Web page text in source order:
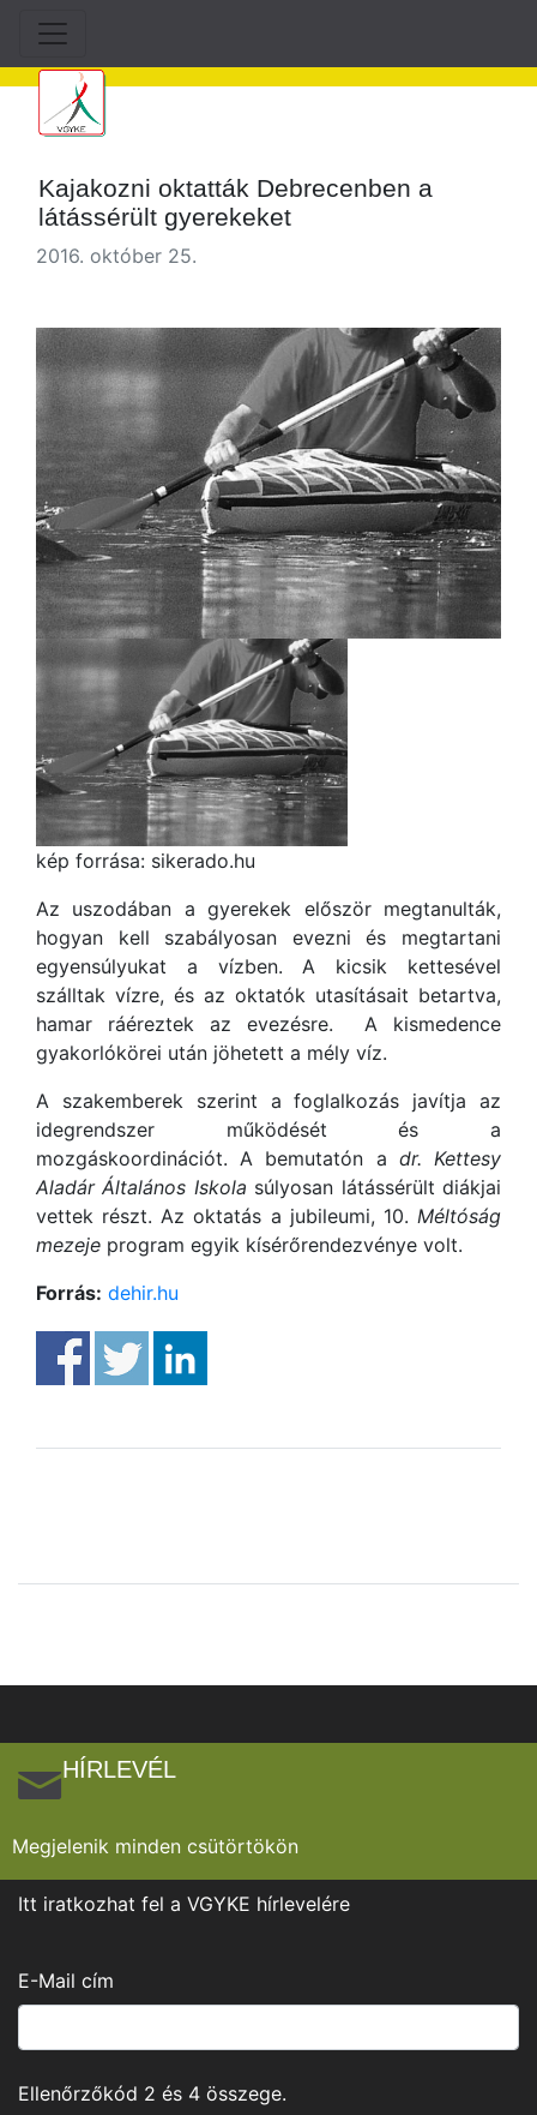
Kajakozni oktatták Debrecenben a
látássérült gyerekeket
2016. október 25.
kép forrása: sikerado.hu
Az uszodában a gyerekek először megtanulták,
hogyan kell szabályosan evezni és megtartani
egyensúlyukat a vízben. A kicsik kettesével
szálltak vízre, és az oktatók utasításait betartva,
hamar ráéreztek az evezésre. A kismedence
gyakorlókörei után jöhetett a mély víz.
A szakemberek szerint a foglalkozás javítja az
idegrendszer működését és a
mozgáskoordinációt. A bemutatón a dr. Kettesy
Aladár Általános Iskola súlyosan látássérült diákjai
vettek részt. Az oktatás a jubileumi, 10. Méltóság
mezeje program egyik kísérőrendezvénye volt.
Forrás: dehir.hu
HÍRLEVÉL
Megjelenik minden csütörtökön
Itt iratkozhat fel a VGYKE hírlevelére
E-Mail cím
Ellenőrzőkód 2 és 4 összege.